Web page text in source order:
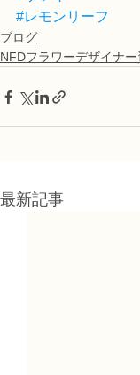
#レモンリーフ
ブログ
NFDフラワーデザイナ
最新記事